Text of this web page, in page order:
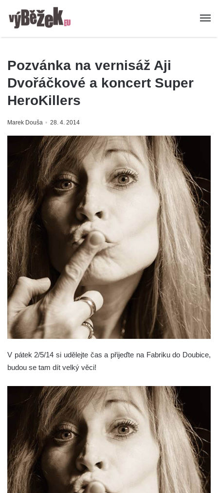
Pozvánka na vernisáž Aji
Dvořáčkové a koncert Super
HeroKillers
Marek Douša 28. 4. 2014
V pátek 2/5/14 si udělejte čas a přijeďte na Fabriku do Doubice,
budou se tam dít velký věci!